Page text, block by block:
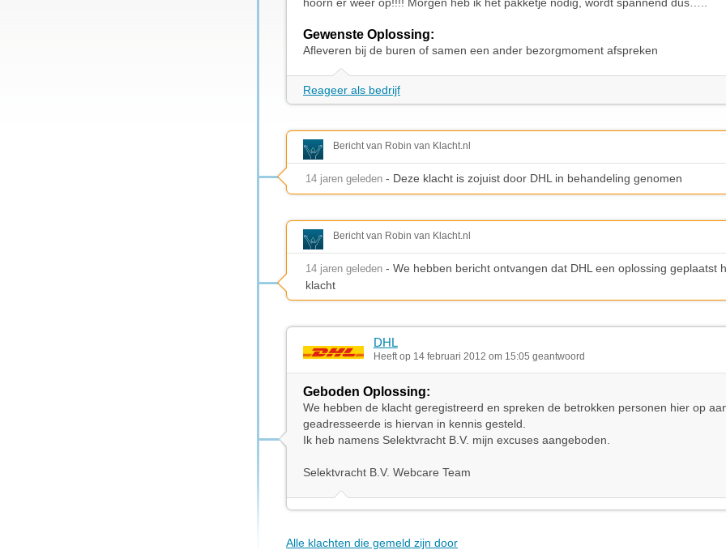
Gewenste Oplossing:
Afleveren bij de buren of samen een ander bezorgmoment afspreken
Reageer als bedrijf
Bericht van Robin van Klacht.nl
14 jaren geleden - Deze klacht is zojuist door DHL in behandeling genomen
Bericht van Robin van Klacht.nl
14 jaren geleden - We hebben bericht ontvangen dat DHL een oplossing geplaatst
klacht
DHL
Heeft op 14 februari 2012 om 15:05 geantwoord
Geboden Oplossing:
We hebben de klacht geregistreerd en spreken de betrokken personen hier op
geadresseerde is hiervan in kennis gesteld.
Ik heb namens Selektvracht B.V. mijn excuses aangeboden.
Selektvracht B.V. Webcare Team
Alle klachten die gemeld zijn door